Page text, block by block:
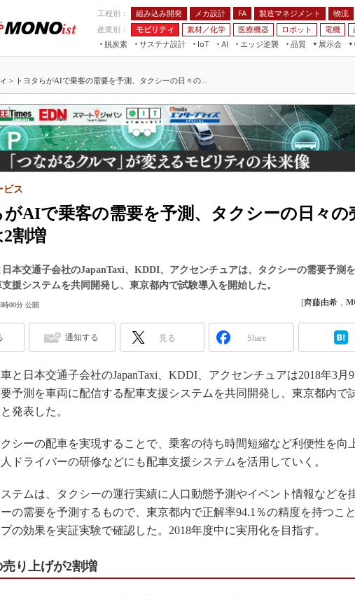
工程別： 組み込み開発 メカ設計 FA 製造マネジメント 物流
産業別：
モビリティ 素材／化学 医療機器 ロボット 電機
脱炭素
サステナ設計
IoT
つながる工場
つながるサービス
AI
AI×設備保全
Physical AI
エッジ逆襲 品質
展示会
JIMTOF
組込み/エッジ コンピューティング
展＆IoT/5Gソリューション展
IIFES
国際ロボット展
人テク展
EdgeTech+
日本ものづくりワールド
産業オープンネット展
5G
VR／AR
フィールドサービス
FPGA
組み込みモデリング
ISO26262
デジタルツインとCAE
インダストリー4.0
メイドインジャパン
植物工場
知財マネジメント
海外生産
グローバル設計・開発
新型コロナへの対応
製造マネジメント
FA
モビリティ
素材／化学
> トヨタらがAIで乗客の需要を予測、タクシーの日々の...
がAIで乗客の需要を予測、タクシーの日々の
2割増
ビス
日本交通子会社のJapanTaxi、KDDI、アクセンチュアは、タクシーの需要予測
援システムを共同開発し、東京都内で試験導入を開始した。
時00分 公開 [齊藤由希 ，
通知する 見る Share
と日本交通子会社のJapanTaxi、KDDI、アクセンチュアは2018年3月9
予測を車両に配信する配車支援システムを共同開発し、東京都内で
発表した。
シーの配車を実現することで、乗客の待ち時間短縮など利便性を向
ドライバーの研修などにも配車支援システムを活用していく。
テムは、タクシーの運行実績に人口動態予測やイベント情報などを
の需要を予測するもので、東京都内で正解率94.1％の精度を持つこと
の効果を実証実験で確認した。2018年度中に実用化を目指す。
り上げが2割増